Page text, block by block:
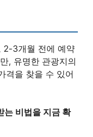
2-3개월 전에 예약
, 유명한 관광지의
격을 찾을 수 있어
는 비법을 지금 확